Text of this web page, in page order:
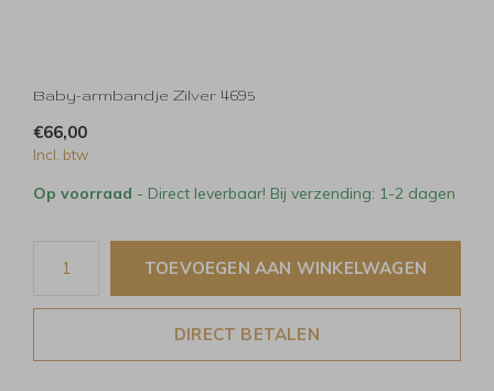
Baby-armbandje Zilver 4695
€66,00
Incl. btw
Op voorraad - Direct leverbaar! Bij verzending: 1-2 dagen
TOEVOEGEN AAN WINKELWAGEN
DIRECT BETALEN